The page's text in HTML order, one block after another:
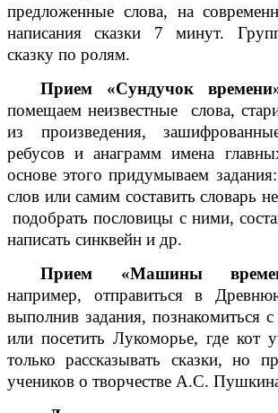
предложенные слова, на
написания сказки 7 минут.
сказку по ролям.
Прием «Сундучок
помещаем неизвестные слова,
из произведения,
ребусов и анаграмм имена
основе этого придумываем
слов или самим составить словарь
подобрать пословицы с ними,
написать синквейн и др.
Прием «Машины
например, отправиться в
выполнив задания, познакомиться
или посетить Лукоморье, где кот
только рассказывать сказки, но
учеников о творчестве А.С.